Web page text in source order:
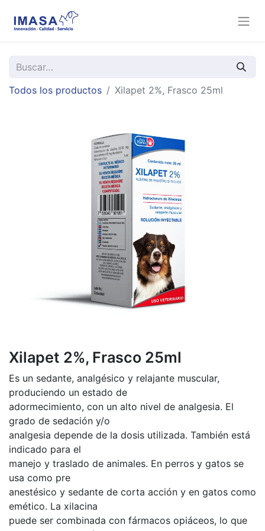
Todos los productos Xilapet 2%, Frasco 25ml
Xilapet 2%, Frasco 25ml
Es un sedante, analgésico y relajante muscular,
produciendo un estado de
adormecimiento, con un alto nivel de analgesia. El
grado de sedación y/o
analgesia depende de la dosis utilizada. También está
indicado para el
manejo y traslado de animales. En perros y gatos se
usa como pre
anestésico y sedante de corta acción y en gatos como
emético. La xilacina
puede ser combinada con fármacos opiáceos, lo que